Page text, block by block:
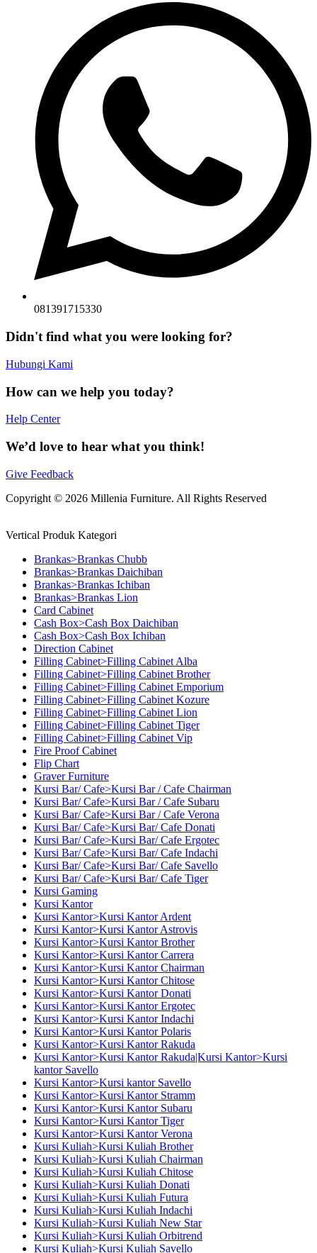
081391715330
Didn't find what you were looking for?
Hubungi Kami
How can we help you today?
Help Center
We’d love to hear what you think!
Give Feedback
Copyright © 2026 Millenia Furniture. All Rights Reserved
Vertical Produk Kategori
Brankas>Brankas Chubb
Brankas>Brankas Daichiban
Brankas>Brankas Ichiban
Brankas>Brankas Lion
Card Cabinet
Cash Box>Cash Box Daichiban
Cash Box>Cash Box Ichiban
Direction Cabinet
Filling Cabinet>Filling Cabinet Alba
Filling Cabinet>Filling Cabinet Brother
Filling Cabinet>Filling Cabinet Emporium
Filling Cabinet>Filling Cabinet Kozure
Filling Cabinet>Filling Cabinet Lion
Filling Cabinet>Filling Cabinet Tiger
Filling Cabinet>Filling Cabinet Vip
Fire Proof Cabinet
Flip Chart
Graver Furniture
Kursi Bar/ Cafe>Kursi Bar / Cafe Chairman
Kursi Bar/ Cafe>Kursi Bar / Cafe Subaru
Kursi Bar/ Cafe>Kursi Bar / Cafe Verona
Kursi Bar/ Cafe>Kursi Bar/ Cafe Donati
Kursi Bar/ Cafe>Kursi Bar/ Cafe Ergotec
Kursi Bar/ Cafe>Kursi Bar/ Cafe Indachi
Kursi Bar/ Cafe>Kursi Bar/ Cafe Savello
Kursi Bar/ Cafe>Kursi Bar/ Cafe Tiger
Kursi Gaming
Kursi Kantor
Kursi Kantor>Kursi Kantor Ardent
Kursi Kantor>Kursi Kantor Astrovis
Kursi Kantor>Kursi Kantor Brother
Kursi Kantor>Kursi Kantor Carrera
Kursi Kantor>Kursi Kantor Chairman
Kursi Kantor>Kursi Kantor Chitose
Kursi Kantor>Kursi Kantor Donati
Kursi Kantor>Kursi Kantor Ergotec
Kursi Kantor>Kursi Kantor Indachi
Kursi Kantor>Kursi Kantor Polaris
Kursi Kantor>Kursi Kantor Rakuda
Kursi Kantor>Kursi Kantor Rakuda|Kursi Kantor>Kursi
kantor Savello
Kursi Kantor>Kursi kantor Savello
Kursi Kantor>Kursi Kantor Stramm
Kursi Kantor>Kursi Kantor Subaru
Kursi Kantor>Kursi Kantor Tiger
Kursi Kantor>Kursi Kantor Verona
Kursi Kuliah>Kursi Kuliah Brother
Kursi Kuliah>Kursi Kuliah Chairman
Kursi Kuliah>Kursi Kuliah Chitose
Kursi Kuliah>Kursi Kuliah Donati
Kursi Kuliah>Kursi Kuliah Futura
Kursi Kuliah>Kursi Kuliah Indachi
Kursi Kuliah>Kursi Kuliah New Star
Kursi Kuliah>Kursi Kuliah Orbitrend
Kursi Kuliah>Kursi Kuliah Savello